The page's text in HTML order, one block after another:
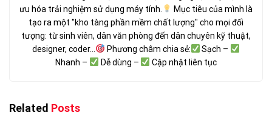
ưu hóa trải nghiệm sử dụng máy tính.
Mục tiêu của mình là
tạo ra một "kho tàng phần mềm chất lượng" cho mọi đối
tượng: từ sinh viên, dân văn phòng đến dân chuyên kỹ thuật,
designer, coder...
Phương châm chia sẻ:
Sạch –
Nhanh –
Dễ dùng – Cập nhật liên tục
Related Posts